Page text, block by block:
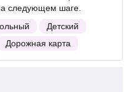
следующем шаге.
Детский
Дорожная карта